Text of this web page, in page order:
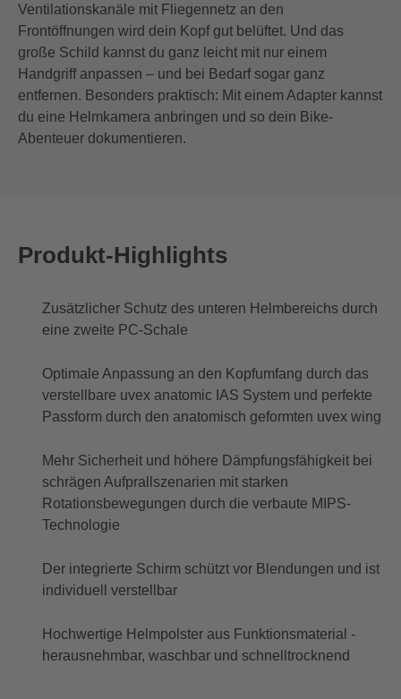
Ventilationskanäle mit Fliegennetz an den
Frontöffnungen wird dein Kopf gut belüftet. Und das
große Schild kannst du ganz leicht mit nur einem
Handgriff anpassen – und bei Bedarf sogar ganz
entfernen. Besonders praktisch: Mit einem Adapter kannst
du eine Helmkamera anbringen und so dein Bike-
Abenteuer dokumentieren.
Produkt-Highlights
Zusätzlicher Schutz des unteren Helmbereichs durch
eine zweite PC-Schale
Optimale Anpassung an den Kopfumfang durch das
verstellbare uvex anatomic IAS System und perfekte
Passform durch den anatomisch geformten uvex wing
Mehr Sicherheit und höhere Dämpfungsfähigkeit bei
schrägen Aufprallszenarien mit starken
Rotationsbewegungen durch die verbaute MIPS-
Technologie
Der integrierte Schirm schützt vor Blendungen und ist
individuell verstellbar
Hochwertige Helmpolster aus Funktionsmaterial -
herausnehmbar, waschbar und schnelltrocknend